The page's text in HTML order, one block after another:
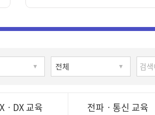
ㆍDX 교육 전파ㆍ통신 교육